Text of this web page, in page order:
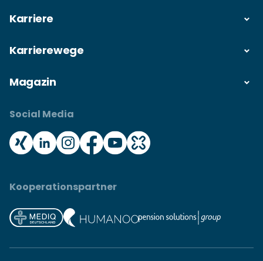
Karriere
Karrierewege
Magazin
Social Media
Kooperationspartner